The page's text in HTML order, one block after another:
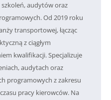
szkoleń, audytów oraz
Od 2019 roku
transportowej, łącząc
z ciągłym
kwalifikacji. Specjalizuje
audytach oraz
programowych z zakresu
pracy kierowców. Na